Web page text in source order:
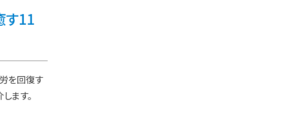
す11
を回復す
ます。